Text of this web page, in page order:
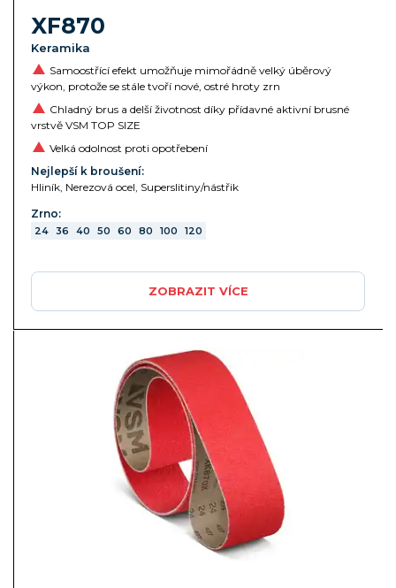
XF870
Keramika
Samoostřící efekt umožňuje mimořádně velký úběrový
výkon, protože se stále tvoří nové, ostré hroty zrn
Chladný brus a delší životnost díky přídavné aktivní brusné
vrstvě VSM TOP SIZE
Velká odolnost proti opotřebení
Nejlepší k broušení:
Hliník, Nerezová ocel, Superslitiny/nástřik
Zrno:
24 36 40 50 60 80 100 120
ZOBRAZIT VÍCE